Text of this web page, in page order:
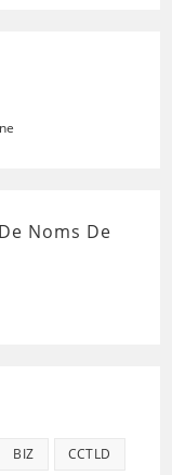
Noms De
BIZ CCTLD